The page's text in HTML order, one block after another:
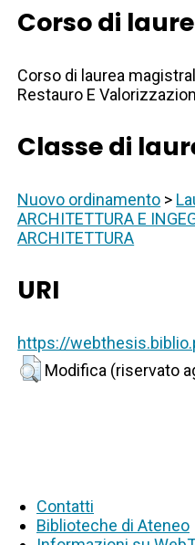
Corso di
Corso di laurea
Restauro E
Classe di
Nuovo ordinamento >
ARCHITETTURA E
ARCHITETTURA
URI
https://
Modifica (riservato
Contatti
Biblioteche di Ateneo